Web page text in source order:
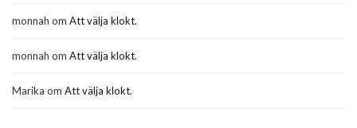
monnah om Att välja klokt.
monnah om Att välja klokt.
Marika om Att välja klokt.